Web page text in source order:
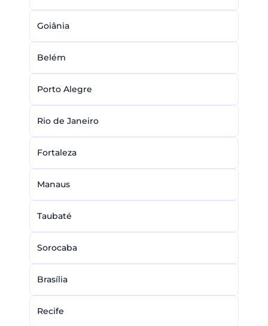
Goiânia
Belém
Porto Alegre
Rio de Janeiro
Fortaleza
Manaus
Taubaté
Sorocaba
Brasília
Recife